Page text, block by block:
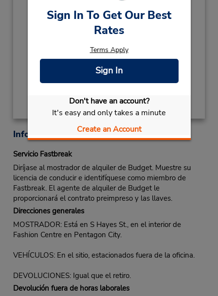
Sign In To Get Our Best
Rates
Terms Apply
Sign In
Don't have an account?
It's easy and only takes a minute
Create an Account
2027
NEW YEARS DAYJanuary 1 closed
Ubicación para depositar llaves
Obtener direcciones
Información sobre la oficina
Servicio Fastbreak
Diríjase al mostrador de alquiler de Budget. Muestre su
licencia de conducir e identifíquese como miembro de
Fastbreak. El agente de alquiler de Budget le
proporcionará el contrato preimpreso y las llaves.
Direcciones generales
MOSTRADOR: Está en S Hayes St., en el interior de
Fashion Centre en Pentagon City.
VEHÍCULOS: En el sitio, estacionados fuera de la oficina.
DEVOLUCIONES: Igual que el retiro.
Devolución fuera de horas laborales